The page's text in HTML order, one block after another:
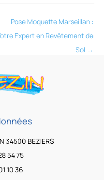
Pose Moquette Marseillan :
Expert en Revêtement de
Sol →
34500 BEZIERS
54 75
10 36